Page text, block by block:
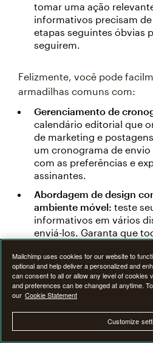
tomar uma ação
informativos precisam
etapas seguintes óbvias
seguirem.
Felizmente, você pode
armadilhas comuns com:
Gerenciamento de
calendário editorial que
de marketing e
um cronograma de
com as preferências e
assinantes.
Abordagem de design
ambiente móvel: teste
informativos em vários
enviá-los. Garanta que
assinatura, funcionem
diversos tamanhos de
Posicionamento
boletins informativos
leitores a agir, seja
redes sociais, lendo
Mailchimp uses cookies for our website to
optional and help deliver a personalized and
can consent to all or allow any level of cookies
and preferences can be changed at anytime.
our Cookie Statement
Customize